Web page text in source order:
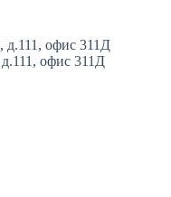
д.111, офис 311Д
офис 311Д